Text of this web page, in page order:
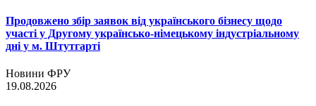
Продовжено збір заявок від українського бізнесу щодо
участі у Другому українсько-німецькому індустріальному
дні у м. Штутгарті
Новини ФРУ
19.08.2026